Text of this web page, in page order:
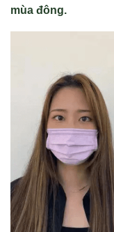
mùa đông.